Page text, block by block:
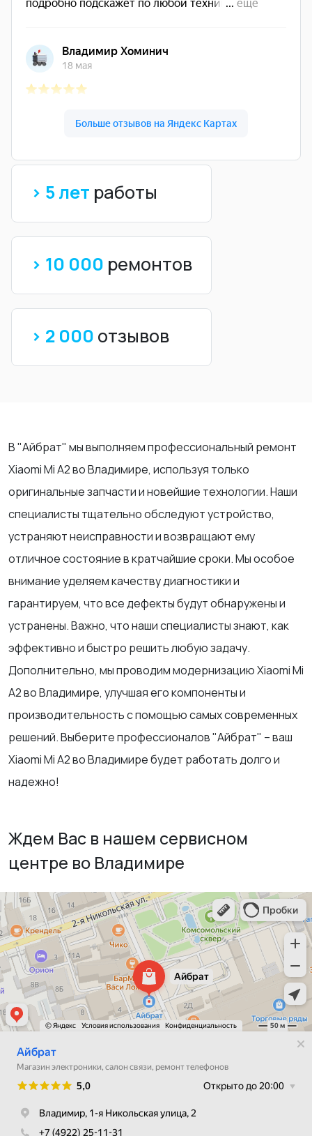
> 5 лет работы
> 10 000 ремонтов
> 2 000 отзывов
В "Айбрат" мы выполняем профессиональный ремонт
Xiaomi Mi А2 во Владимире, используя только
оригинальные запчасти и новейшие технологии. Наши
специалисты тщательно обследуют устройство,
устраняют неисправности и возвращают ему
отличное состояние в кратчайшие сроки. Мы особое
внимание уделяем качеству диагностики и
гарантируем, что все дефекты будут обнаружены и
устранены. Важно, что наши специалисты знают, как
эффективно и быстро решить любую задачу.
Дополнительно, мы проводим модернизацию Xiaomi Mi
А2 во Владимире, улучшая его компоненты и
производительность с помощью самых современных
решений. Выберите профессионалов "Айбрат" – ваш
Xiaomi Mi А2 во Владимире будет работать долго и
надежно!
Ждем Вас в нашем сервисном
центре во Владимире